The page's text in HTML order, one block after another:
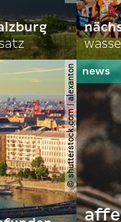
© shutterstock.com | alexanton